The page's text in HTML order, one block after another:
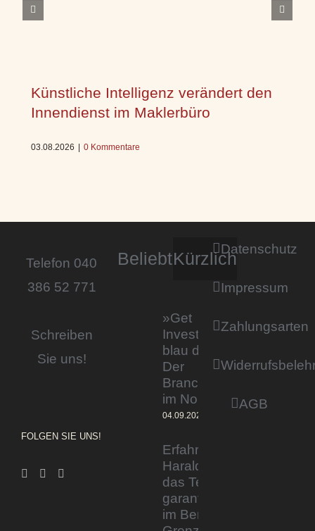
Künstliche Intelligenz verändert den
Innendienst im Maklerbüro
03.08.2026 0 Kommentare
Telefon 040
386 52 771
Schreiben
Sie uns!
FOLGEN SIE UNS!
BeliebtKürzlich
»Get
Invested by
blau direkt«:
Der
Branchentag
im Norden
04.09.2023
Erfahrener Experte
Harald Wesely stärkt
das Team von
garantiertmehrnetto.de
im Bereich
Datenschutz
Impressum
Zahlungsarten
AGB